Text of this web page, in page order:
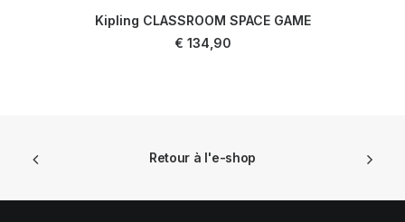
Kipling CLASSROOM SPACE GAME
€ 134,90
Retour à l'e-shop